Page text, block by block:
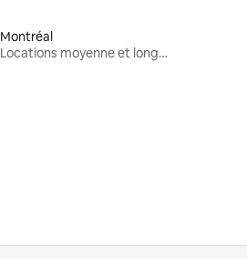
Montréal
Locations moyenne et longue durée